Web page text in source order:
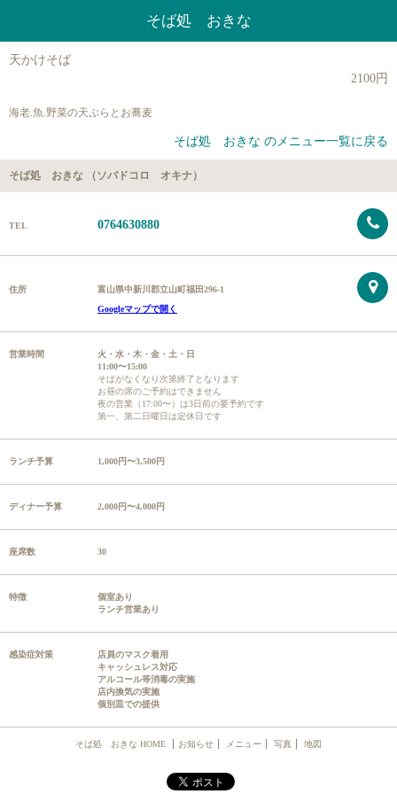
そば処 おきな
天かけそば
2100円
海老.魚.野菜の天ぷらとお蕎麦
そば処 おきな のメニュー一覧に戻る
そば処 おきな （ソバドコロ オキナ）
TEL 0764630880
住所
富山県中新川郡立山町福田296-1
Googleマップで開く
営業時間
火・水・木・金・土・日
11:00〜15:00
そばがなくなり次第終了となります
お昼の席のご予約はできません
夜の営業（17:00〜）は3日前の要予約です
第一、第二日曜日は定休日です
ランチ予算 1,000円〜3,500円
ディナー予算 2,000円〜4,000円
座席数 30
特徴
個室あり
ランチ営業あり
感染症対策
店員のマスク着用
キャッシュレス対応
アルコール等消毒の実施
店内換気の実施
個別皿での提供
そば処 おきな HOME お知らせ メニュー 写真 地図